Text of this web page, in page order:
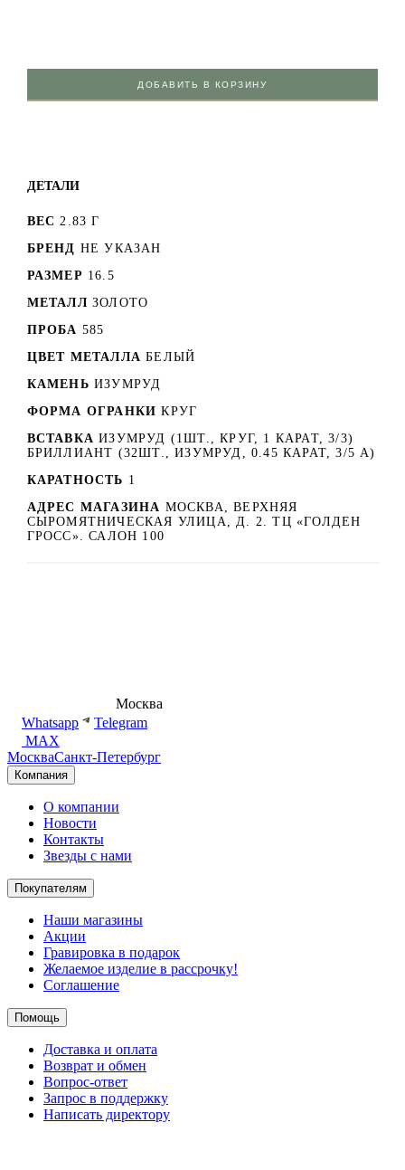
ДОБАВИТЬ В КОРЗИНУ
ДЕТАЛИ
ВЕС 2.83 Г
БРЕНД НЕ УКАЗАН
РАЗМЕР 16.5
МЕТАЛЛ ЗОЛОТО
ПРОБА 585
ЦВЕТ МЕТАЛЛА БЕЛЫЙ
КАМЕНЬ ИЗУМРУД
ФОРМА ОГРАНКИ КРУГ
ВСТАВКА ИЗУМРУД (1ШТ., КРУГ, 1 КАРАТ, 3/3)
БРИЛЛИАНТ (32ШТ., ИЗУМРУД, 0.45 КАРАТ, 3/5 А)
КАРАТНОСТЬ 1
АДРЕС МАГАЗИНА МОСКВА, ВЕРХНЯЯ
СЫРОМЯТНИЧЕСКАЯ УЛИЦА, Д. 2. ТЦ «ГОЛДЕН
ГРОСС». САЛОН 100
Москва
Whatsapp
Telegram
MAX
МоскваСанкт-Петербург
Компания
О компании
Новости
Контакты
Звезды с нами
Покупателям
Наши магазины
Акции
Гравировка в подарок
Желаемое изделие в рассрочку!
Соглашение
Помощь
Доставка и оплата
Возврат и обмен
Вопрос-ответ
Запрос в поддержку
Написать директору